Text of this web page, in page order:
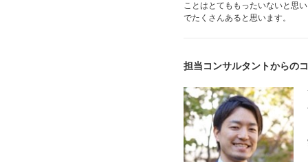
ことはとてももったいないと思
でたくさんあると思います。
担当コンサルタントからの